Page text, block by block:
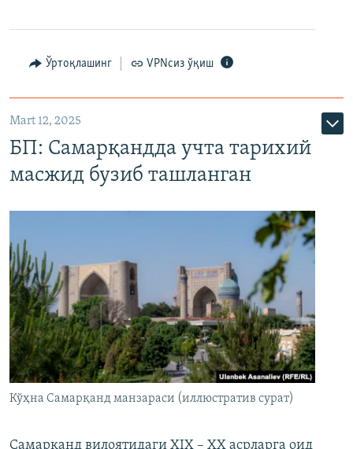
Ўртоқлашинг VPNсиз ўқиш
Mart 12, 2025
БП: Самарқандда учта тарихий
масжид бузиб ташланган
Кўҳна Самарқанд манзараси (иллюстратив сурат)
Самарқанд вилоятидаги XIX – XX асрларга оид